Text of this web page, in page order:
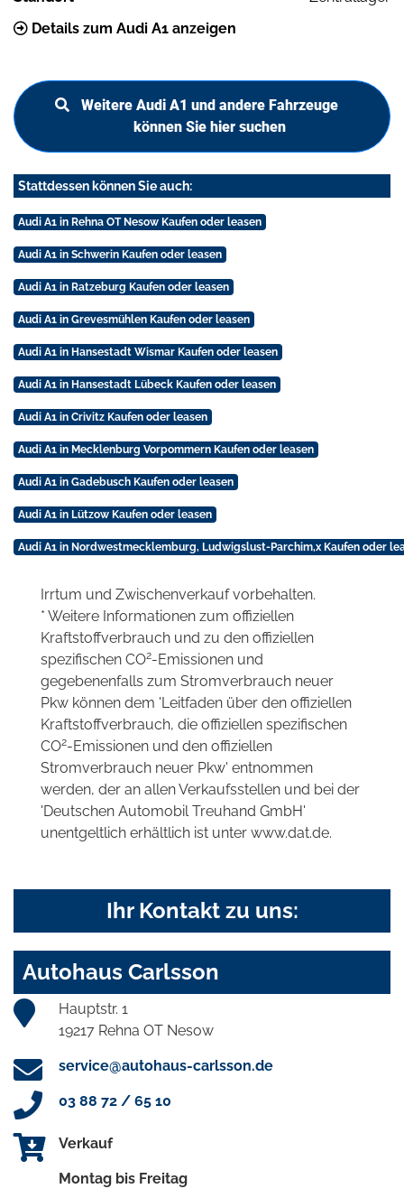
Details zum Audi A1 anzeigen
Weitere Audi A1 und andere Fahrzeuge
können Sie hier suchen
Stattdessen können Sie auch:
Audi A1 in Rehna OT Nesow Kaufen oder leasen
Audi A1 in Schwerin Kaufen oder leasen
Audi A1 in Ratzeburg Kaufen oder leasen
Audi A1 in Grevesmühlen Kaufen oder leasen
Audi A1 in Hansestadt Wismar Kaufen oder leasen
Audi A1 in Hansestadt Lübeck Kaufen oder leasen
Audi A1 in Crivitz Kaufen oder leasen
Audi A1 in Mecklenburg Vorpommern Kaufen oder leasen
Audi A1 in Gadebusch Kaufen oder leasen
Audi A1 in Lützow Kaufen oder leasen
Audi A1 in Nordwestmecklemburg, Ludwigslust-Parchim,x Kaufen oder
Irrtum und Zwischenverkauf vorbehalten.
* Weitere Informationen zum offiziellen
Kraftstoffverbrauch und zu den offiziellen
spezifischen CO2-Emissionen und
gegebenenfalls zum Stromverbrauch neuer
Pkw können dem 'Leitfaden über den offiziellen
Kraftstoffverbrauch, die offiziellen spezifischen
CO2-Emissionen und den offiziellen
Stromverbrauch neuer Pkw' entnommen
werden, der an allen Verkaufsstellen und bei der
'Deutschen Automobil Treuhand GmbH'
unentgeltlich erhältlich ist unter www.dat.de.
Ihr Kontakt zu uns:
Autohaus Carlsson
Hauptstr. 1
19217 Rehna OT Nesow
service@autohaus-carlsson.de
03 88 72 / 65 10
Verkauf
Montag bis Freitag